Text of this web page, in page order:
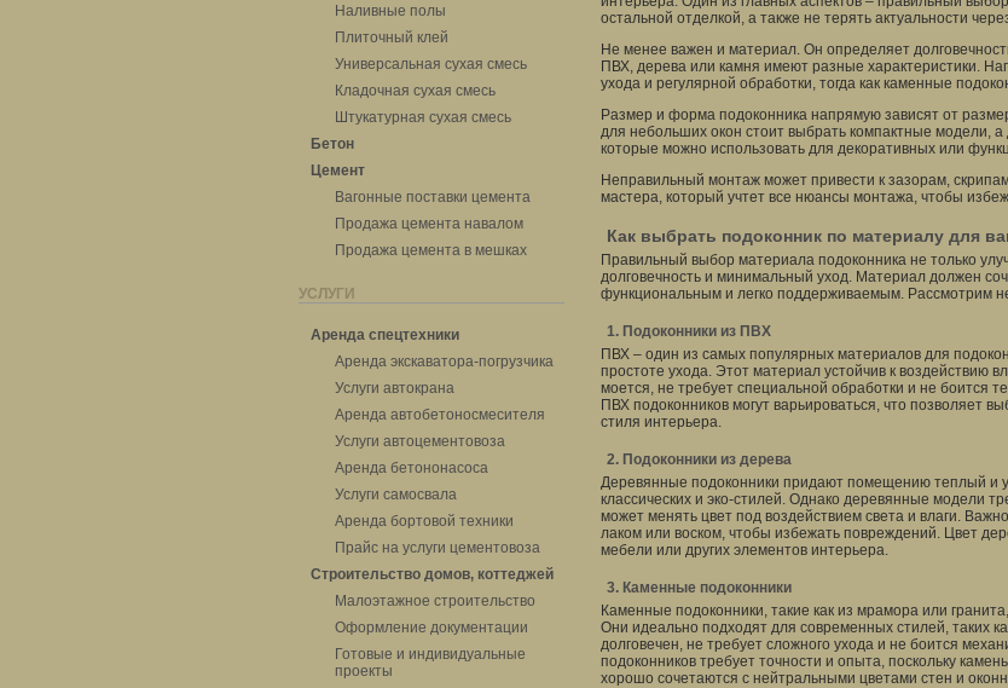
Наливные полы
Плиточный клей
Универсальная сухая смесь
Кладочная сухая смесь
Штукатурная сухая смесь
Бетон
Цемент
Вагонные поставки цемента
Продажа цемента навалом
Продажа цемента в мешках
УСЛУГИ
Аренда спецтехники
Аренда экскаватора-погрузчика
Услуги автокрана
Аренда автобетоносмесителя
Услуги автоцементовоза
Аренда бетононасоса
Услуги самосвала
Аренда бортовой техники
Прайс на услуги цементовоза
Строительство домов, коттеджей
Малоэтажное строительство
Оформление документации
Готовые и индивидуальные
проекты
остальной отделкой, а также не терять актуальности
Не менее важен и материал. Он определяет
ПВХ, дерева или камня имеют разные характеристики.
ухода и регулярной обработки, тогда как каменные
Размер и форма подоконника напрямую зависят от
для небольших окон стоит выбрать компактные модели,
которые можно использовать для декоративных или
Неправильный монтаж может привести к зазорам,
мастера, который учтет все нюансы монтажа, чтобы
Как выбрать подоконник по материалу для
Правильный выбор материала подоконника не только
долговечность и минимальный уход. Материал должен
функциональным и легко поддерживаемым. Рассмотрим
1. Подоконники из ПВХ
ПВХ – один из самых популярных материалов для
простоте ухода. Этот материал устойчив к воздействию
моется, не требует специальной обработки и не боится
ПВХ подоконников могут варьироваться, что позволяет
стиля интерьера.
2. Подоконники из дерева
Деревянные подоконники придают помещению теплый и
классических и эко-стилей. Однако деревянные модели
может менять цвет под воздействием света и влаги.
лаком или воском, чтобы избежать повреждений. Цвет
мебели или других элементов интерьера.
3. Каменные подоконники
Каменные подоконники, такие как из мрамора или
Они идеально подходят для современных стилей, таких
долговечен, не требует сложного ухода и не боится
подоконников требует точности и опыта, поскольку
хорошо сочетаются с нейтральными цветами стен и